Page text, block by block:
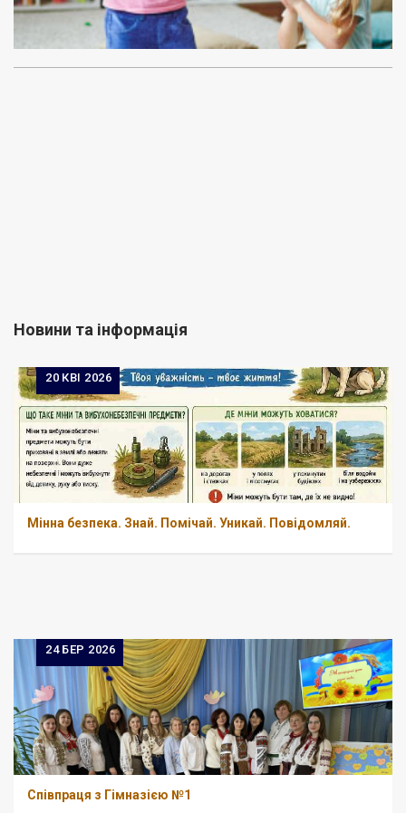
Новини та інформація
20 КВІ 2026
Мінна безпека. Знай. Помічай. Уникай. Повідомляй.
24 БЕР 2026
Співпраця з Гімназією №1